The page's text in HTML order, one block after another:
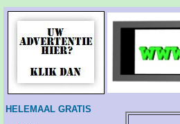
HELEMAAL GRATIS